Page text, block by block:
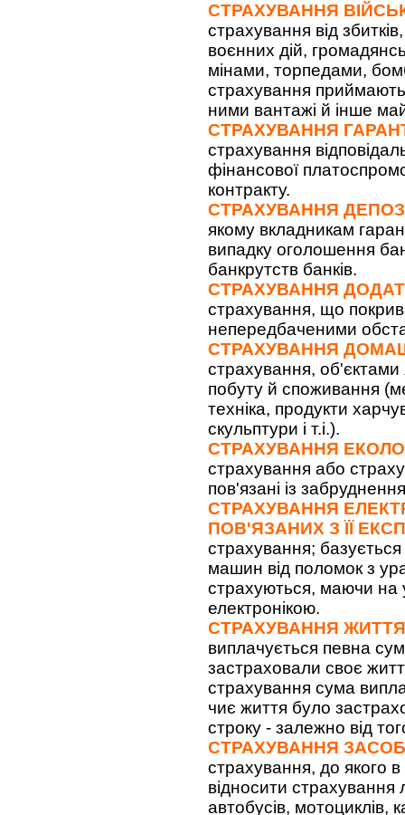
СТРАХУВАННЯ
страхування від
воєнних дій,
мінами, торпедами,
страхування
ними вантажі й інше
СТРАХУВАННЯ
страхування
фінансової
контракту.
СТРАХУВАННЯ
якому вкладникам
випадку оголошення
банкрутств банків.
СТРАХУВАННЯ
страхування, що
непередбаченими
СТРАХУВАННЯ
страхування,
побуту й споживання
техніка, продукти
скульптури і т.і.).
СТРАХУВАННЯ
страхування або
пов'язані із
СТРАХУВАННЯ
ПОВ'ЯЗАНИХ З ЇЇ
страхування;
машин від поломок з
страхуються, маючи на
електронікою.
СТРАХУВАННЯ ЖИТТЯ
виплачується певна
застраховали своє
страхування сума
чиє життя було
строку - залежно від
СТРАХУВАННЯ
страхування, до якого
відносити страхування
автобусів, мотоциклів,